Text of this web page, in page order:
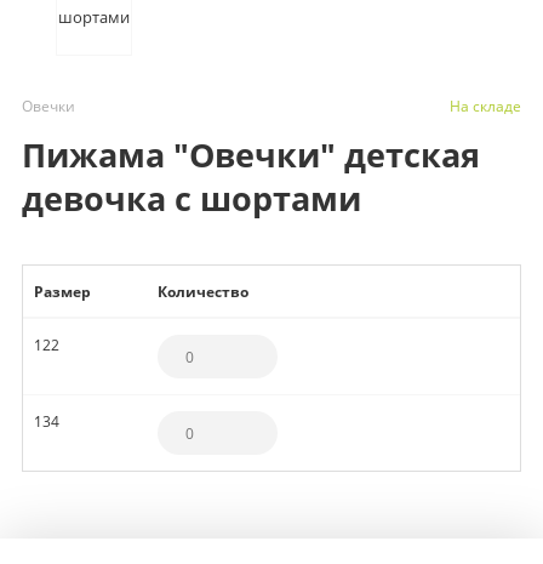
Овечки
Пижама "Овечки" детская
девочка с шортами
На складе
Размер Количество
122
134